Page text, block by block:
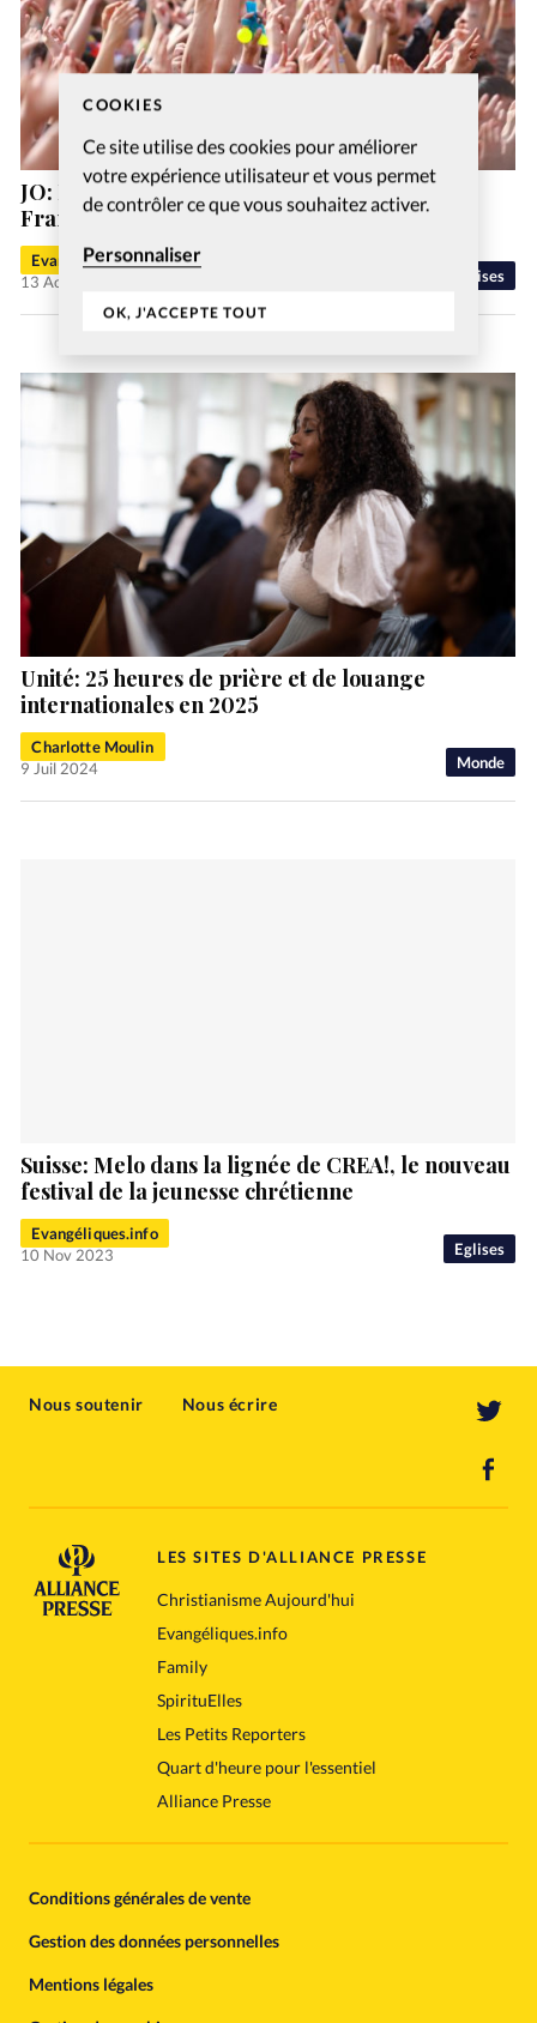
COOKIES
Ce site utilise des cookies pour améliorer
votre expérience utilisateur et vous permet
de contrôler ce que vous souhaitez activer.
Personnaliser
OK, J'ACCEPTE TOUT
Eglises
JO: La campagne mondiale de prière Love
France, une intercession en ébullition
Evangéliques.info
13 Août 2024
Monde
Unité: 25 heures de prière et de louange
internationales en 2025
Charlotte Moulin
9 Juil 2024
Eglises
Suisse: Melo dans la lignée de CREA!, le nouveau
festival de la jeunesse chrétienne
Evangéliques.info
10 Nov 2023
Nous soutenir Nous écrire
LES SITES D'ALLIANCE PRESSE
Christianisme Aujourd'hui
Evangéliques.info
Family
SpirituElles
Les Petits Reporters
Quart d'heure pour l'essentiel
Alliance Presse
Conditions générales de vente
Gestion des données personnelles
Mentions légales